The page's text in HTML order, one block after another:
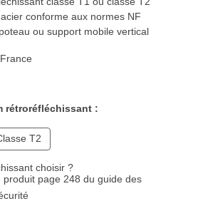
conforme aux normes NF
ou support mobile vertical
rétroréfléchissant :
T2
choisir ?
produit page 248 du guide des